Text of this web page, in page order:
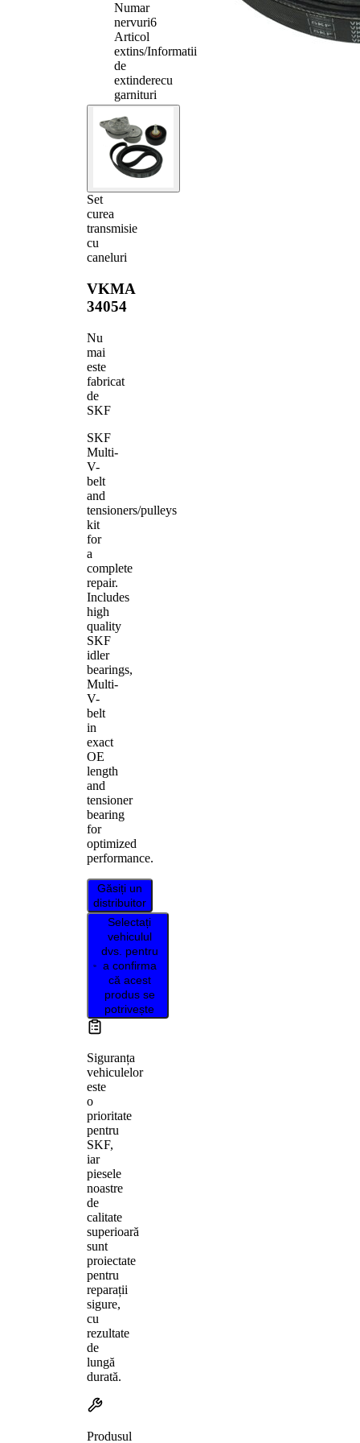
Set
curea
transmisie
cu
caneluri
VKMA
34054
Nu
mai
este
fabricat
de
SKF
SKF
Multi-
V-
belt
and
tensioners/pulleys
kit
for
a
complete
repair.
Includes
high
quality
SKF
idler
bearings,
Multi-
V-
belt
in
exact
OE
length
and
tensioner
bearing
for
optimized
performance.
Găsiți un
distribuitor
Selectați
vehiculul
dvs. pentru
a confirma
că acest
produs se
potrivește
Siguranța
vehiculelor
este
o
prioritate
pentru
SKF,
iar
piesele
noastre
de
calitate
superioară
sunt
proiectate
pentru
reparații
sigure,
cu
rezultate
de
lungă
durată.
Produsul
Numar
nervuri6
Articol
extins/Informatii
de
extinderecu
garnituri